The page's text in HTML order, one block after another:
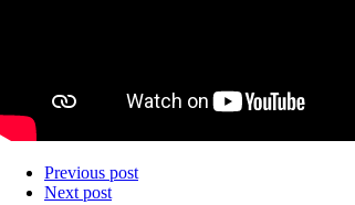
Previous post
Next post